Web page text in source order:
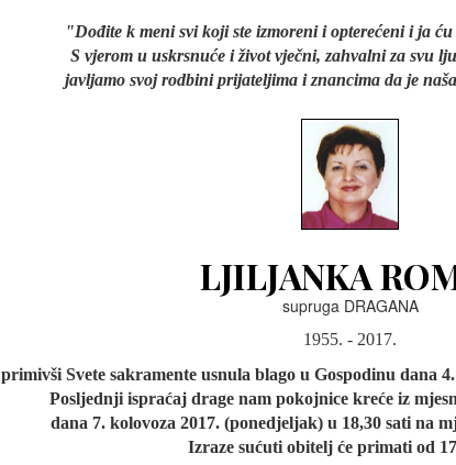
"Dođite k meni svi koji ste izmoreni i opterećeni i ja
S vjerom u uskrsnuće i život vječni, zahvalni za svu
javljamo svoj rodbini prijateljima i znancima da je
LJILJANKA
supruga DRAGANA
1955. - 2017.
primivši Svete sakramente usnula blago u Gospodinu dana
Posljednji ispraćaj drage nam pokojnice kreće iz
dana 7. kolovoza 2017. (ponedjeljak) u 18,30 sati na
Izraze sućuti obitelj će primati od